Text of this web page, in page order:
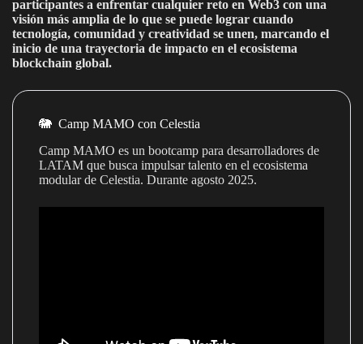
participantes a enfrentar cualquier reto en Web3 con una
visión más amplia de lo que se puede lograr cuando
tecnología, comunidad y creatividad se unen, marcando el
inicio de una trayectoria de impacto en el ecosistema
blockchain global.
🐘 Camp MAMO con Celestia
Camp MAMO es un bootcamp para desarrolladores de
LATAM que busca impulsar talento en el ecosistema
modular de Celestia. Durante agosto 2025.